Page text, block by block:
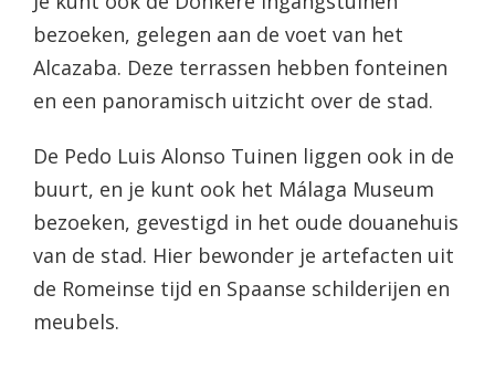
bezoeken, gelegen aan de voet van het
Alcazaba. Deze terrassen hebben fonteinen
en een panoramisch uitzicht over de stad.
De Pedo Luis Alonso Tuinen liggen ook in de
buurt, en je kunt ook het Málaga Museum
bezoeken, gevestigd in het oude douanehuis
van de stad. Hier bewonder je artefacten uit
de Romeinse tijd en Spaanse schilderijen en
meubels.